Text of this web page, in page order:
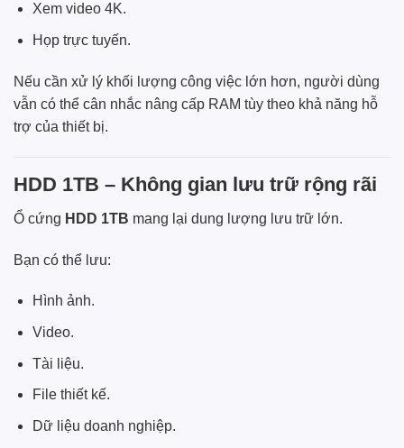
Xem video 4K.
Họp trực tuyến.
Nếu cần xử lý khối lượng công việc lớn hơn, người dùng
vẫn có thể cân nhắc nâng cấp RAM tùy theo khả năng hỗ
trợ của thiết bị.
HDD 1TB – Không gian lưu trữ rộng rãi
Ổ cứng HDD 1TB mang lại dung lượng lưu trữ lớn.
Bạn có thể lưu:
Hình ảnh.
Video.
Tài liệu.
File thiết kế.
Dữ liệu doanh nghiệp.